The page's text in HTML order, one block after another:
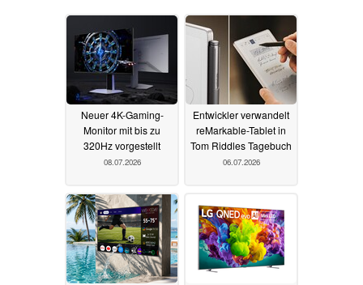
Neuer 4K-Gaming-
Monitor mit bis zu
320Hz vorgestellt
08.07.2026
Entwickler verwandelt
reMarkable-Tablet in
Tom Riddles Tagebuch
06.07.2026